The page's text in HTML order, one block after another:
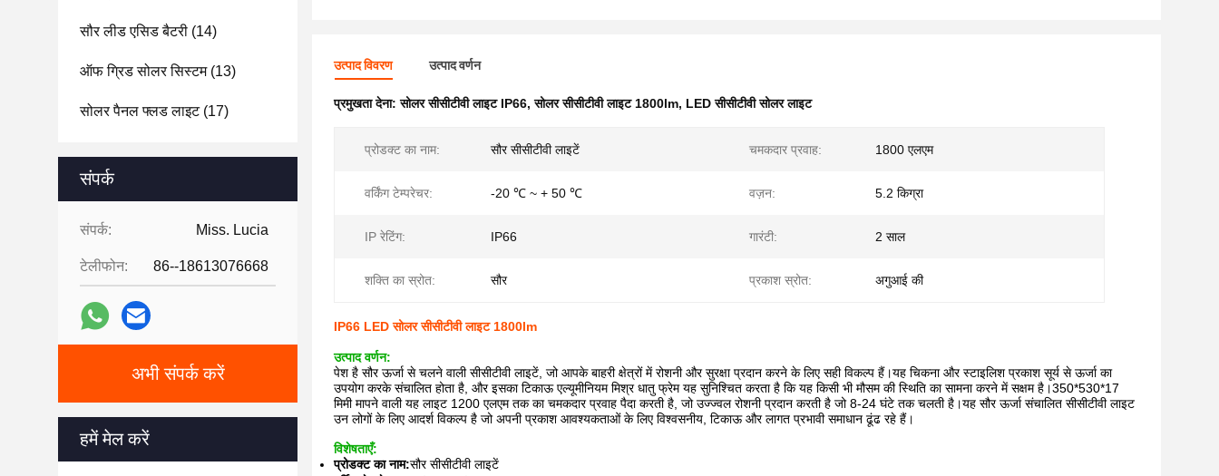
सौर लीड एसिड बैटरी (14)
ऑफ ग्रिड सोलर सिस्टम(13)
सोलर पैनल फ्लड लाइट(17)
संपर्क
संपर्क: Miss. Lucia
टेलीफोन: 86--18613076668
अभी संपर्क करें
हमें मेल करें
उत्पाद विवरण उत्पाद वर्णन
प्रमुखता देना:सोलर सीसीटीवी लाइट IP66,सोलर सीसीटीवी लाइट 1800lm, LED सीसीटीवी सोलर लाइट
प्रोडक्ट का नाम: सौर सीसीटीवी लाइटें चमकदार प्रवाह: 1800 एलएम
वर्किंग टेम्परेचर: -20 ℃ ~ + 50 ℃ वज़न: 5.2 किग्रा
IP रेटिंग: IP66 गारंटी: 2 साल
शक्ति का स्रोत: सौर प्रकाश स्रोत: अगुआई की
IP66 LED सोलर सीसीटीवी लाइट 1800lm
उत्पाद वर्णन:
पेश है सौर ऊर्जा से चलने वाली सीसीटीवी लाइटें, जो आपके बाहरी क्षेत्रों में रोशनी और सुरक्षा प्रदान करने के लिए सही विकल्प हैं।यह चिकना और स्टाइलिश प्रकाश सूर्य से ऊर्जा का
उपयोग करके संचालित होता है, और इसका टिकाऊ एल्यूमीनियम मिश्र धातु फ्रेम यह सुनिश्चित करता है कि यह किसी भी मौसम की स्थिति का सामना करने में सक्षम है।350*530*17
मिमी मापने वाली यह लाइट 1200 एलएम तक का चमकदार प्रवाह पैदा करती है, जो उज्ज्वल रोशनी प्रदान करती है जो 8-24 घंटे तक चलती है।यह सौर ऊर्जा संचालित सीसीटीवी लाइट
उन लोगों के लिए आदर्श विकल्प है जो अपनी प्रकाश आवश्यकताओं के लिए विश्वसनीय, टिकाऊ और लागत प्रभावी समाधान ढूंढ रहे हैं।
विशेषताएँ:
प्रोडक्ट का नाम:सौर सीसीटीवी लाइटें